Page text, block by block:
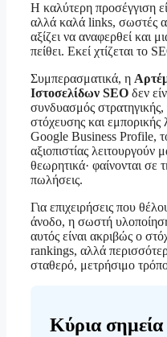
Η καλύτερη προσέγγιση
αλλά καλά links, σωστές
αξίζει να αναφερθεί και
πείθει. Εκεί χτίζεται το
Συμπερασματικά, η
Ιστοσελίδων SEO δεν
συνδυασμός στρατηγικής,
στόχευσης και εμπορικής
Google Business Profile,
αξιοπιστίας λειτουργούν
θεωρητικά· φαίνονται σε
πωλήσεις.
Για επιχειρήσεις που
άνοδο, η σωστή
αυτός είναι ακριβώς ο
rankings, αλλά
σταθερό, μετρήσιμο
Κύρια σημεία